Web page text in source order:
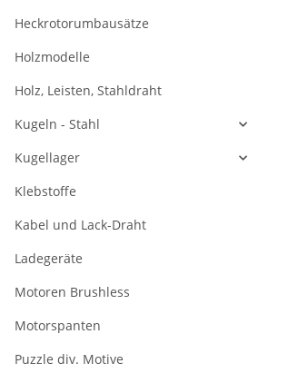
Heckrotorumbausätze
Holzmodelle
Holz, Leisten, Stahldraht
Kugeln - Stahl
Kugellager
Klebstoffe
Kabel und Lack-Draht
Ladegeräte
Motoren Brushless
Motorspanten
Puzzle div. Motive